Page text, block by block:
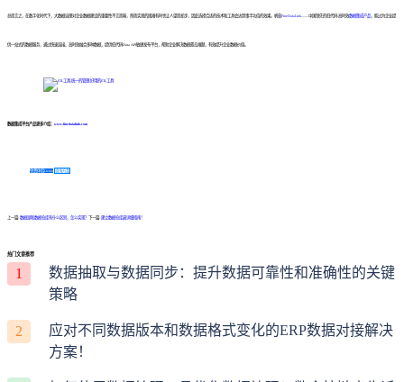
总而言之，在数字化时代下，大数据治理对企业数据建设的重要性不言而喻，然而实现的困难有时也让人望而却步，因此选择合适的技术和工具会达到事半功倍的效果。帆软FineDataLink ——中国领先的低代码/高时效数据集成产品 ，能过为企业提
供一站式的数据服务，通过快速连接、高时效融合多种数据，提供低代码Data API敏捷发布平台，帮助企业解决数据孤岛难题，有效提升企业数据价值。
数据集成平台产品更多介绍： www.finedatalink.com
免费体验Demo 咨询方案
上一篇: 数据湖和数据仓库有什么区别，怎么实现？ 下一篇: 建立数据仓库最详细指南！
热门文章推荐
1
数据抽取与数据同步：提升数据可靠性和准确性的关键
策略
2
应对不同数据版本和数据格式变化的ERP数据对接解决
方案！